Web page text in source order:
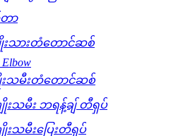
ာ
းသားတံတောင်ဆစ်
Elbow
းသမီးတံတောင်ဆစ်
ျိုးသမီး ဘရန့်ချ် တီရှပ်
းသမီးပြေးတီရှပ်